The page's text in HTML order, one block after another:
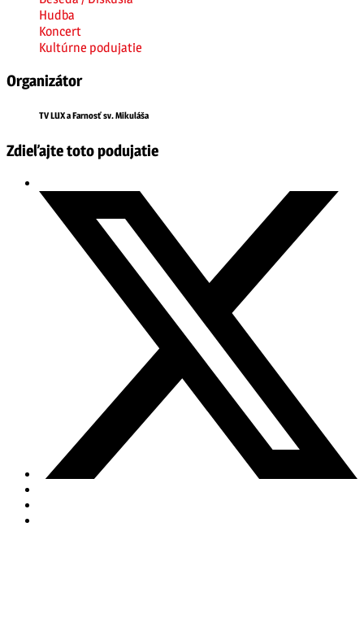
Hudba
Koncert
Kultúrne podujatie
Organizátor
TV LUX a Farnosť sv. Mikuláša
Zdieľajte toto podujatie